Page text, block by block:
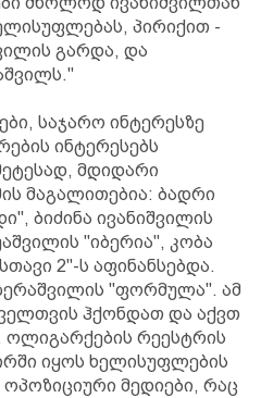
პირიქით -
გარდა, და
საჯარო ინტერესზე
ინტერესებს
მდიდარი
მაგალითებია: ბადრი
ბიძინა ივანიშვილის
"იბერია", კობა
2"-ს აფინანსებდა.
"ფორმულა". ამ
ჰქონდათ და აქვთ
რეესტრის
იყოს ხელისუფლების
მედიები, რაც